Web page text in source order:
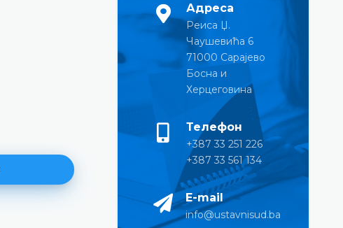
Адреса
Реиса Џ.
Чаушевића 6
71000 Сарајево
Босна и
Херцеговина
Телефон
+387 33 251 226
+387 33 561 134
E-mail
info@ustavnisud.ba